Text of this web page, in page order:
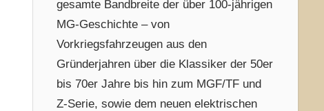
gesamte Bandbreite der über 100-jährigen
MG-Geschichte – von
Vorkriegsfahrzeugen aus den
Gründerjahren über die Klassiker der 50er
bis 70er Jahre bis hin zum MGF/TF und
Z-Serie, sowie dem neuen elektrischen